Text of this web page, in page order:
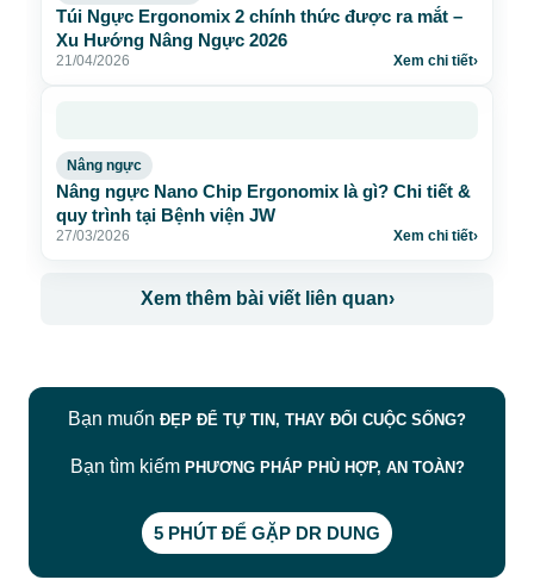
Túi Ngực Ergonomix 2 chính thức được ra mắt –
Xu Hướng Nâng Ngực 2026
21/04/2026 Xem chi tiết›
Nâng ngực
Nâng ngực Nano Chip Ergonomix là gì? Chi tiết &
quy trình tại Bệnh viện JW
27/03/2026 Xem chi tiết›
Xem thêm bài viết liên quan›
Bạn muốn ĐẸP ĐỂ TỰ TIN, THAY ĐỔI CUỘC SỐNG?
Bạn tìm kiếm PHƯƠNG PHÁP PHÙ HỢP, AN TOÀN?
5 PHÚT ĐỂ GẶP DR DUNG